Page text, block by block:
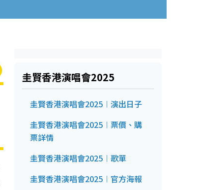
圭賢香港演唱會2025
圭賢香港演唱會2025︱演出日子
圭賢香港演唱會2025︱票價、購
票詳情
圭賢香港演唱會2025︱歌單
圭賢香港演唱會2025︱官方海報